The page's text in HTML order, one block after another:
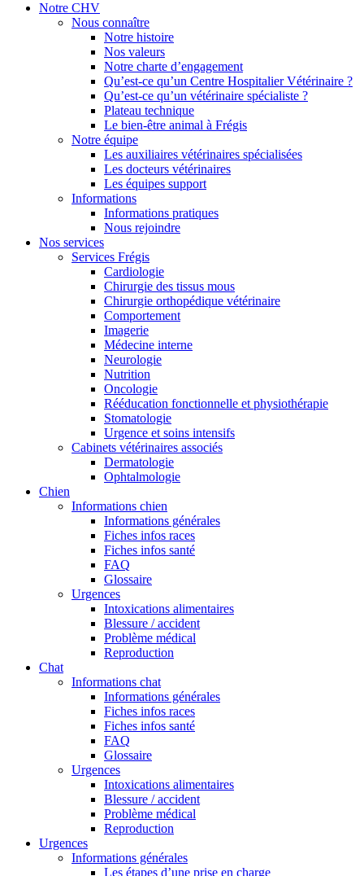
Notre CHV
Nous connaître
Notre histoire
Nos valeurs
Notre charte d’engagement
Qu’est-ce qu’un Centre Hospitalier Vétérinaire ?
Qu’est-ce qu’un vétérinaire spécialiste ?
Plateau technique
Le bien-être animal à Frégis
Notre équipe
Les auxiliaires vétérinaires spécialisées
Les docteurs vétérinaires
Les équipes support
Informations
Informations pratiques
Nous rejoindre
Nos services
Services Frégis
Cardiologie
Chirurgie des tissus mous
Chirurgie orthopédique vétérinaire
Comportement
Imagerie
Médecine interne
Neurologie
Nutrition
Oncologie
Rééducation fonctionnelle et physiothérapie
Stomatologie
Urgence et soins intensifs
Cabinets vétérinaires associés
Dermatologie
Ophtalmologie
Chien
Informations chien
Informations générales
Fiches infos races
Fiches infos santé
FAQ
Glossaire
Urgences
Intoxications alimentaires
Blessure / accident
Problème médical
Reproduction
Chat
Informations chat
Informations générales
Fiches infos races
Fiches infos santé
FAQ
Glossaire
Urgences
Intoxications alimentaires
Blessure / accident
Problème médical
Reproduction
Urgences
Informations générales
Les étapes d’une prise en charge